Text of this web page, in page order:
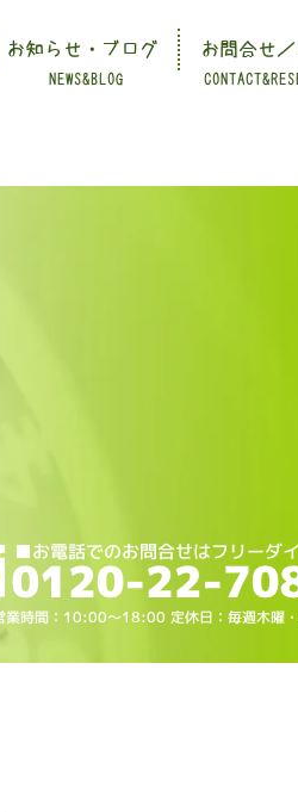
NEWS&BLOG
お知らせ・ブログ お問合せ
時間：10:00～18:00 定休日：毎週木曜